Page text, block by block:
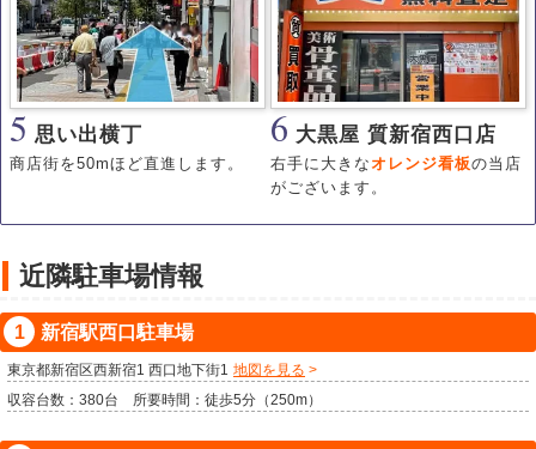
5 思い出横丁
商店街を50mほど直進します。
6 大黒屋 質新宿西口店
右手に大きなオレンジ看板の当店
がございます。
近隣駐車場情報
新宿駅西口駐車場
東京都新宿区西新宿1 西口地下街1
地図を見る
収容台数：380台 所要時間：徒歩5分（250m）